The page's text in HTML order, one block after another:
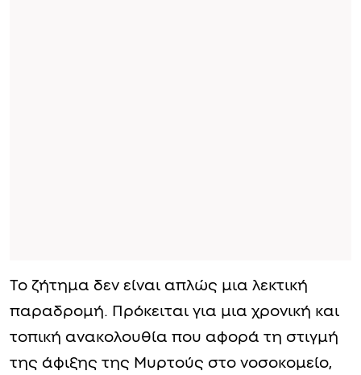
Το ζήτημα δεν είναι απλώς μια λεκτική
παραδρομή. Πρόκειται για μια χρονική και
τοπική ανακολουθία που αφορά τη στιγμή
της άφιξης της Μυρτούς στο νοσοκομείο,